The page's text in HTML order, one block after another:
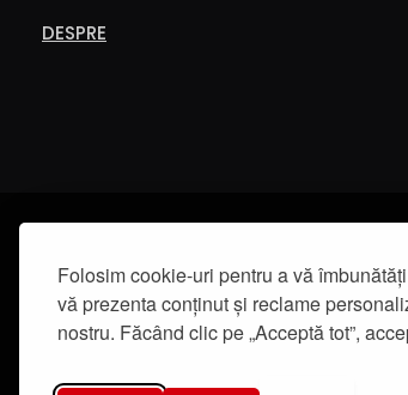
Folosim cookie-uri pentru a vă
vă prezenta conținut și reclame
nostru. Făcând clic pe „Acceptă tot”,
DESPRE